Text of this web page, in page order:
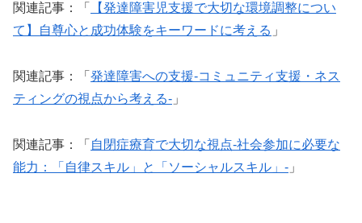
関連記事：「
【発達障害児支援で大切な環境調整につい
て】自尊心と成功体験をキーワードに考える 」
関連記事：「 発達障害への支援-コミュニティ支援・ネス
ティングの視点から考える- 」
関連記事：「 自閉症療育で大切な視点-社会参加に必要な
能力：「自律スキル」と「ソーシャルスキル」- 」